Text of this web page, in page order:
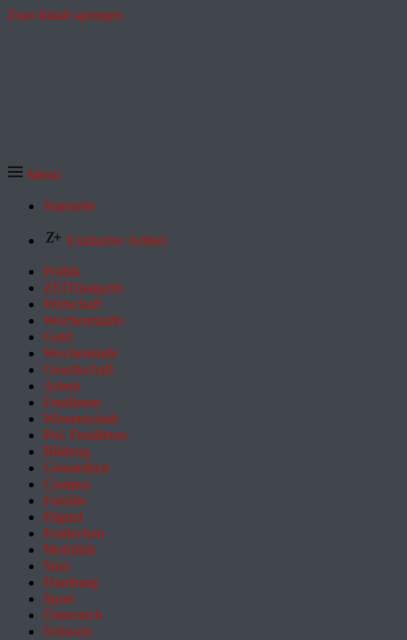
Zum Inhalt springen
Menü
Startseite
Exklusive Artikel
Politik
ZEITmagazin
Wirtschaft
Wochenmarkt
Geld
Wochenende
Gesellschaft
Arbeit
Feuilleton
Wissenschaft
Pol. Feuilleton
Bildung
Gesundheit
Campus
Familie
Digital
Entdecken
Mobilität
Sinn
Hamburg
Sport
Österreich
Schweiz